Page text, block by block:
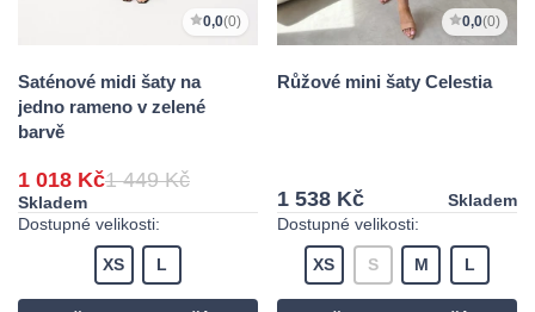
0,0(0)
Saténové midi šaty na
jedno rameno v zelené
barvě
1 018 Kč1 449 Kč
Skladem
Dostupné velikosti:
XS L
0,0(0)
Růžové mini šaty Celestia
1 538 Kč
Skladem
Dostupné velikosti:
XS S M L